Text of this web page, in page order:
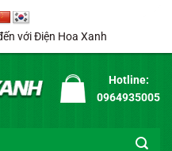
với Điện Hoa Xanh
Hotline:
0964935005
đặt hàng
Hoa hồng màu kem set 10 bông/100k – 30 bông/240k – 50 bông/350k